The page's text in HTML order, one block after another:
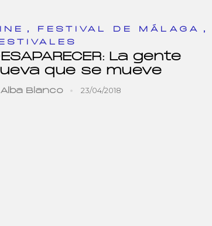
, FESTIVAL DE MÁLAGA ,
La gente
que se mueve
Alba Blanco 23/04/2018